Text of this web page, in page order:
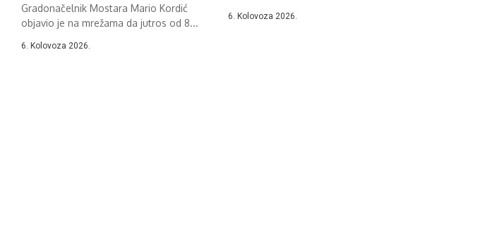
Gradonačelnik Mostara Mario Kordić
objavio je na mrežama da jutros od 8...
6. Kolovoza 2026.
6. Kolovoza 2026.